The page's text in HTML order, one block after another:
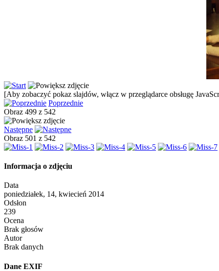
[Aby zobaczyć pokaz slajdów, włącz w przeglądarce obsługę
Poprzednie
Obraz 499 z 542
Następne
Obraz 501 z 542
Informacja o zdjęciu
Data
poniedziałek, 14, kwiecień 2014
Odsłon
239
Ocena
Brak głosów
Autor
Brak danych
Dane EXIF